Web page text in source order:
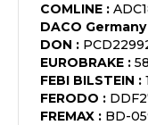
COMLINE :
DACO Germany
DON :
EUROBRAKE :
FEBI BILSTEIN :
FERODO :
FREMAX : BD-